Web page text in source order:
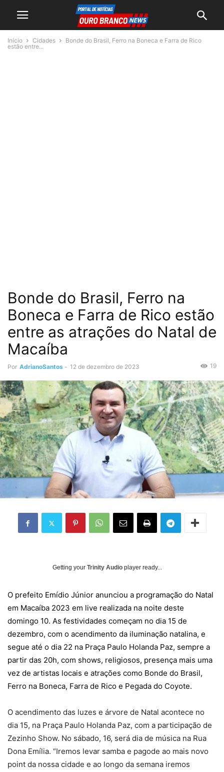
Início Cidades
Bonde do Brasil, Ferro na Boneca e Farra de Rico
estão entre...
Bonde do Brasil, Ferro na
Boneca e Farra de Rico estão
entre as atrações do Natal de
Macaíba
Por AdrianoSantos - 12 de dezembro de 2023 19
Getting your Trinity Audio player ready...
O prefeito Emídio Júnior anunciou a programação do Natal
em Macaíba 2023 em live realizada na noite deste
domingo 10. As festividades começam no dia 15 de
dezembro, com o acendimento da iluminação natalina, e
segue até o dia 22 na Praça Paulo Holanda Paz, sempre a
partir das 20h, com shows, religiosos, presença mais uma
vez de artistas locais e atrações como Bonde do Brasil,
Ferro na Boneca, Farra de Rico e Pegada do Coyote.
O acendimento das luzes e árvore de Natal acontece no
dia 15, na Praça Paulo Holanda Paz, com a participação de
Zezinho Show. No sábado, 16, será dia de música na Rua
Dona Emília. “Iremos levar samba e pagode ao mais novo
point da nossa cidade e ao longo da semana iremos